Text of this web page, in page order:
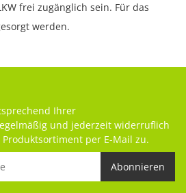
frei zugänglich sein. Für das
werden.
Ihrer
und jederzeit widerruflich
per E-Mail zu.
Abonnieren